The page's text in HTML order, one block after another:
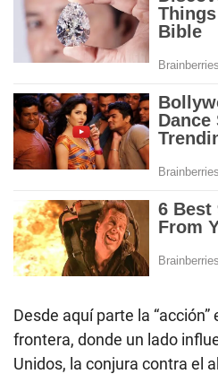
Desde aquí parte la
frontera, donde un lado
Unidos, la conjura contra el